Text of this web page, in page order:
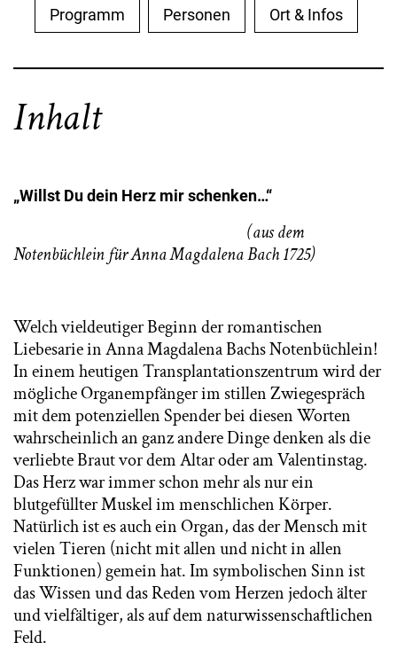
Programm Personen Ort & Infos
Inhalt
„Willst Du dein Herz mir schenken…“
(aus dem
Notenbüchlein für Anna Magdalena Bach 1725)
Welch vieldeutiger Beginn der romantischen
Liebesarie in Anna Magdalena Bachs Notenbüchlein!
In einem heutigen Transplantationszentrum wird der
mögliche Organempfänger im stillen Zwiegespräch
mit dem potenziellen Spender bei diesen Worten
wahrscheinlich an ganz andere Dinge denken als die
verliebte Braut vor dem Altar oder am Valentinstag.
Das Herz war immer schon mehr als nur ein
blutgefüllter Muskel im menschlichen Körper.
Natürlich ist es auch ein Organ, das der Mensch mit
vielen Tieren (nicht mit allen und nicht in allen
Funktionen) gemein hat. Im symbolischen Sinn ist
das Wissen und das Reden vom Herzen jedoch älter
und vielfältiger, als auf dem naturwissenschaftlichen
Feld.